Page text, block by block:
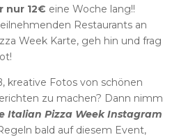
nur 12€ eine Woche lang!!
Restaurants an
Week Karte, geh hin und frag
kreative Fotos von schönen
zu machen? Dann nimm
Italian Pizza Week Instagram
bald auf diesem Event,